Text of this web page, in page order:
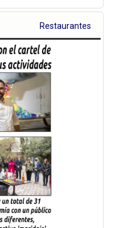
Restaurantes